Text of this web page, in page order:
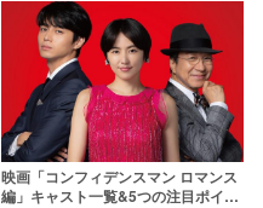
映画「コンフィデンスマン ロマンス
編」キャスト一覧&5つの注目ポイン